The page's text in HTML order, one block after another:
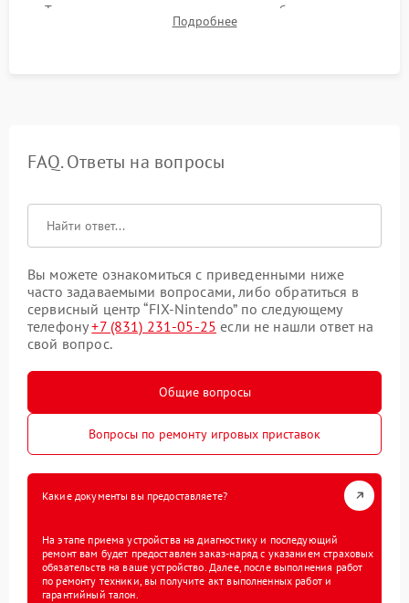
Тестирование привода, синхронизации беспроводных
геймпадов, выхода в сеть и выдачи изображения без
Подробнее
FAQ. Ответы на вопросы
Вы можете ознакомиться с приведенными ниже
часто задаваемыми вопросами, либо обратиться в
сервисный центр “FIX-Nintendo” по следующему
телефону+7 (831) 231-05-25 если не нашли ответ на
свой вопрос.
Общие вопросы
Вопросы по ремонту игровых приставок
Какие документы вы предоставляете?
На этапе приема устройства на диагностику и последующий
ремонт вам будет предоставлен заказ-наряд с указанием страховых
обязательств на ваше устройство. Далее, после выполнения работ
по ремонту техники, вы получите акт выполненных работ и
гарантийный талон.